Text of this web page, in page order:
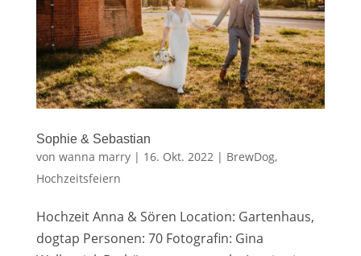
Sophie & Sebastian
von wanna marry| 16. Okt. 2022| BrewDog,
Hochzeitsfeiern
Hochzeit Anna & Sören Location: Gartenhaus,
dogtap Personen: 70 Fotografin: Gina